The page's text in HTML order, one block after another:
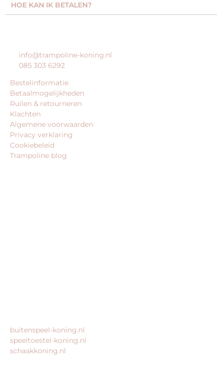
HOE KAN IK BETALEN?
info@trampoline-koning.nl
085 303 6292
Bestelinformatie
Betaalmogelijkheden
Ruilen & retourneren
Klachten
Algemene voorwaarden
Privacy verklaring
Cookiebeleid
Trampoline blog
buitenspeel-koning.nl
speeltoestel-koning.nl
schaakkoning.nl